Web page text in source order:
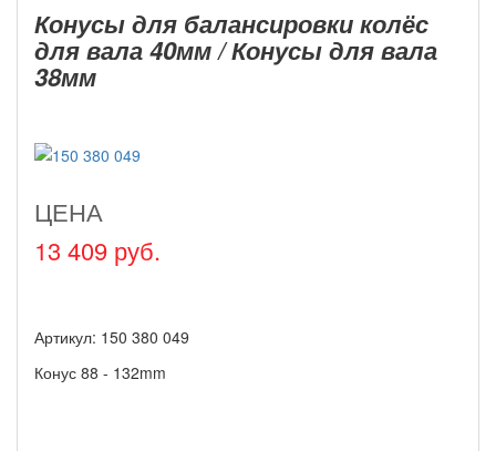
Конусы для балансировки колёс
для вала 40мм / Конусы для вала
38мм
ЦЕНА
13 409 руб.
Артикул: 150 380 049
Конус 88 - 132mm